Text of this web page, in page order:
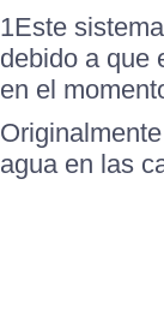
1Este
debido a que
en el
agua en las